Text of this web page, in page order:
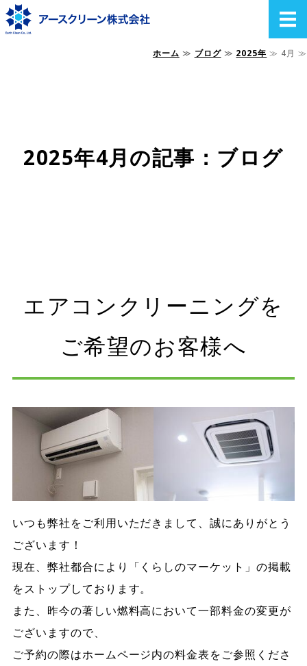
空き家片付け・遺品整理
ホーム ≫ ブログ≫ 2025年 ≫ 4月 ≫
2025年4月の記事：ブログ
エアコンクリーニングを
ご希望のお客様へ
いつも弊社をご利用いただきまして、誠にありがとう
ございます！
現在、弊社都合により「くらしのマーケット」の掲載
をストップしております。
また、昨今の著しい燃料高において一部料金の変更が
ございますので、
ご予約の際はホームページ内の料金表をご参照くださ